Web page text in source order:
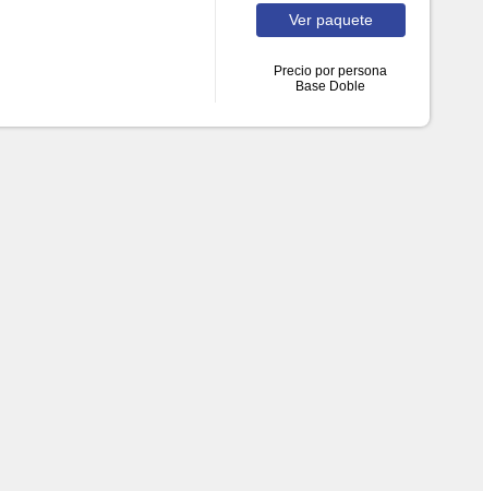
Ver paquete
Precio por persona
Base Doble